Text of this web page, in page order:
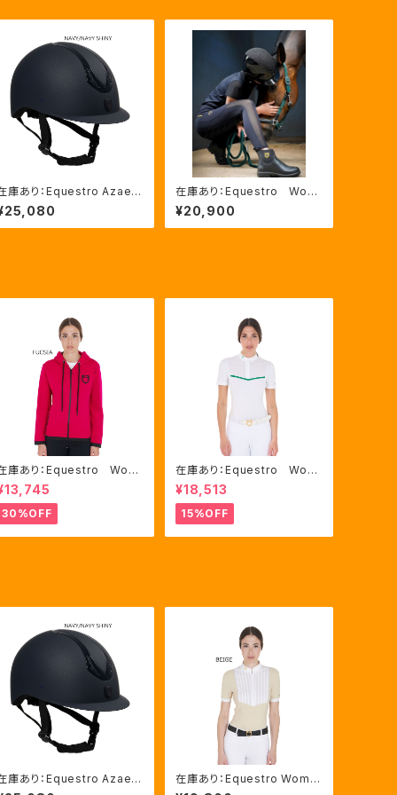
庫あり：Equestro Azael
ニセックスヘルメットNAVY/
XLサイズ（ET
）
在庫あり：Equestro Wom
en’ｓ メッシュインサート
フルグリップレギンス（ETW0
0170）
¥20,900
庫あり：Equestro Wom
インターロックフロン
ジップ フーディ ピンク・
ルー2色（ETW00046）
30%OFF
在庫あり：Equestro Wom
en's レース風競技用シャ
ツ Mサイズのみ（ETW002
21）
¥18,513
15%OFF
庫あり：Equestro Azael
ニセックスヘルメットNAVY/
在庫あり：Equestro Wome
n's スリムフィット プリー